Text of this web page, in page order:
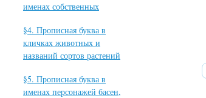
именах собственных
§4. Прописная буква в
кличках животных и
названий сортов растений
§5. Прописная буква в
именах персонажей басен,